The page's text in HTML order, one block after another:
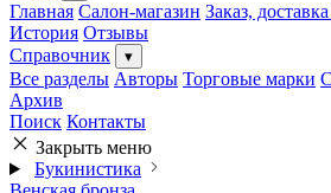
Главная Салон-магазин Заказ,
История Отзывы
Справочник
▾
Все разделы Авторы Торговые марки
Архив
Поиск Контакты
Закрыть меню
Букинистика